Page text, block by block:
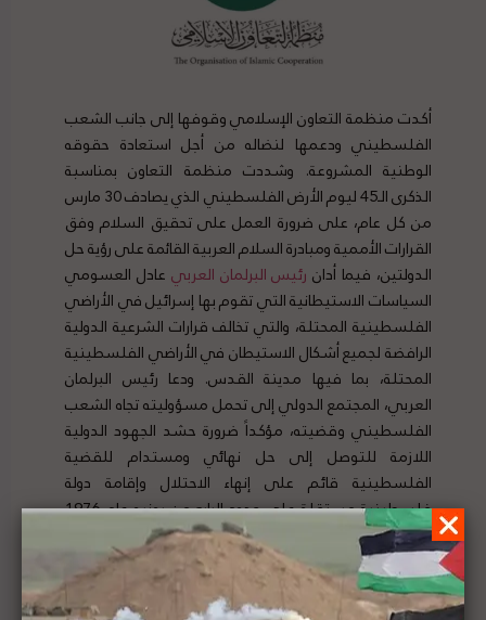
أكدت منظمة التعاون الإسلامي وقوفها إلى جانب الشعب
الفلسطيني ودعمها لنضاله من أجل استعادة حقوقه
الوطنية المشروعة. وشددت منظمة التعاون بمناسبة
الذكرى الـ45 ليوم الأرض الفلسطيني الذي يصادف 30 مارس
من كل عام، على ضرورة العمل على تحقيق السلام وفق
القرارات الأممية ومبادرة السلام العربية القائمة على رؤية حل
الدولتين، فيما أدان رئيس البرلمان العربي عادل العسومي
السياسات الاستيطانية التي تقوم بها إسرائيل في الأراضي
الفلسطينية المحتلة، والتي تخالف قرارات الشرعية الدولية
الرافضة لجميع أشكال الاستيطان في الأراضي الفلسطينية
المحتلة، بما فيها مدينة القدس. ودعا رئيس البرلمان
العربي، المجتمع الدولي إلى تحمل مسؤوليته تجاه الشعب
الفلسطيني وقضيته، مؤكداً ضرورة حشد الجهود الدولية
اللازمة للتوصل إلى حل نهائي ومستدام للقضية
الفلسطينية قائم على إنهاء الاحتلال وإقامة دولة
فلسطينية مستقلة على حدود الرابع من يونيو عام 1976
وعاصمتها القدس . لتفاصيل الخبر ومصدره الأصلي،